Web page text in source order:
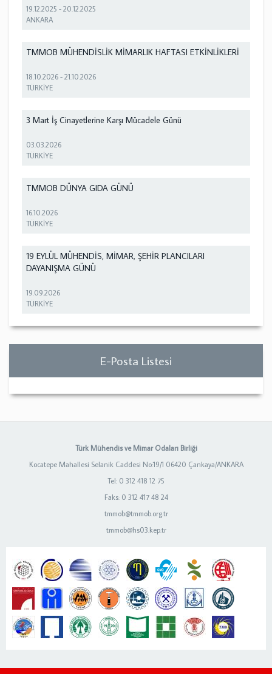
19.12.2025 -20.12.2025
ANKARA
TMMOB MÜHENDİSLİK MİMARLIK HAFTASI ETKİNLİKLERİ
18.10.2026 -21.10.2026
TÜRKİYE
3 Mart İş Cinayetlerine Karşı Mücadele Günü
03.03.2026
TÜRKİYE
TMMOB DÜNYA GIDA GÜNÜ
16.10.2026
TÜRKİYE
19 EYLÜL MÜHENDİS, MİMAR, ŞEHİR PLANCILARI
DAYANIŞMA GÜNÜ
19.09.2026
TÜRKİYE
E-Posta Listesi
Türk Mühendis ve Mimar Odaları Birliği
Kocatepe Mahallesi Selanik Caddesi No:19/1 06420 Çankaya/ANKARA
Tel: 0 312 418 12 75
Faks: 0 312 417 48 24
tmmob@tmmob.org.tr
tmmob@hs03.kep.tr